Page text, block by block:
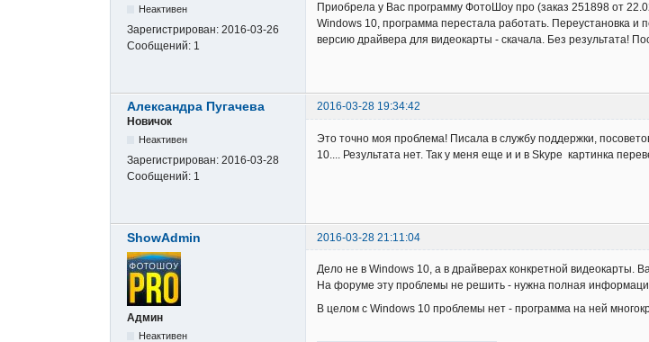
Неактивен
Зарегистрирован: 2016-03-26
Сообщений: 1
Приобрела у Вас программу ФотоШоу про (заказ 251898 от
Windows 10, программа перестала работать. Переустановка и
версию драйвера для видеокарты - скачала. Без результата!
Александра Пугачева
2016-03-28 19:34:42
Новичок
Неактивен
Зарегистрирован: 2016-03-28
Сообщений: 1
Это точно моя проблема! Писала в службу поддержки,
10.... Результата нет. Так у меня еще и и в Skype картинка
ShowAdmin 2016-03-28 21:11:04
Админ
Неактивен
Дело не в Windows 10, а в драйверах конкретной видеокарты.
На форуме эту проблемы не решить - нужна полная
В целом с Windows 10 проблемы нет - программа на ней